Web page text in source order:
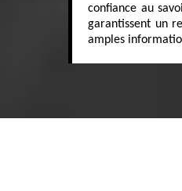
confiance au
garantissent un
amples